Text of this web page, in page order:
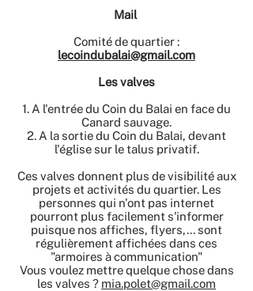
Mail
Comité de quartier :
lecoindubalai@gmail.com
Les valves
1. A l'entrée du Coin du Balai en face du
Canard sauvage.
2. A la sortie du Coin du Balai, devant
l'église sur le talus privatif.
Ces valves donnent plus de visibilité aux
projets et activités du quartier. Les
personnes qui n'ont pas internet
pourront plus facilement s'informer
puisque nos affiches, flyers,... sont
régulièrement affichées dans ces
"armoires à communication"
Vous voulez mettre quelque chose dans
les valves ? mia.polet@gmail.com